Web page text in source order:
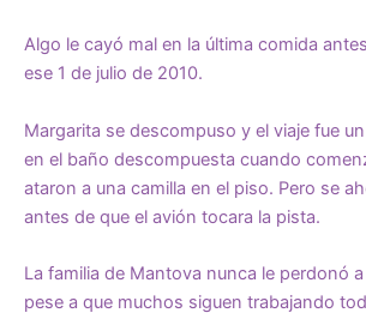
Algo le cayó mal en la última comida
ese 1 de julio de 2010.
Margarita se descompuso y el viaje fue
en el baño descompuesta cuando
ataron a una camilla en el piso. Pero se
antes de que el avión tocara la pista.
La familia de Mantova nunca le perdonó
pese a que muchos siguen trabajando